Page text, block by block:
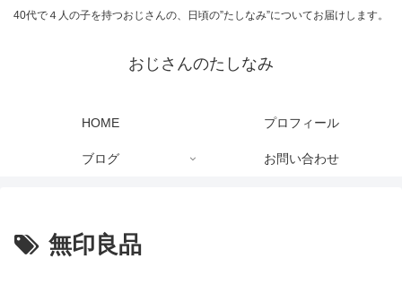
40代で４人の子を持つおじさんの、日頃の”たしなみ”についてお届けします。
おじさんのたしなみ
HOME プロフィール
ブログ お問い合わせ
無印良品